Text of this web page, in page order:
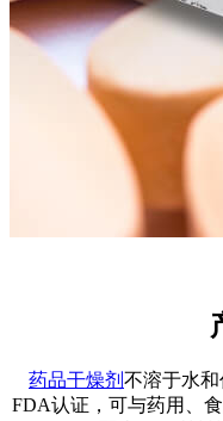
药品干燥剂 不溶于水
FDA认证，可与药用、